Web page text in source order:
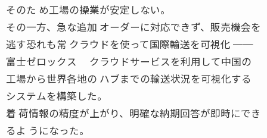
そのた め工場の操業が安定しない。
その一方、急な追加 オーダーに対応できず、販売機会を
逃す恐れも常 クラウドを使って国際輸送を可視化 ──
富士ゼロックス クラウドサービスを利用して中国の
工場から世界各地の ハブまでの輸送状況を可視化する
システムを構築した。
着 荷情報の精度が上がり、明確な納期回答が即時にでき
るよ うになった。